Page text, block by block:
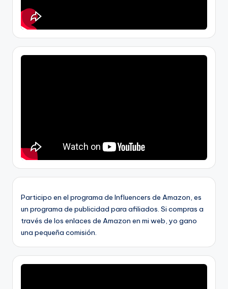
Participo en el programa de Influencers de Amazon, es
un programa de publicidad para afiliados. Si compras a
través de los enlaces de Amazon en mi web, yo gano
una pequeña comisión.